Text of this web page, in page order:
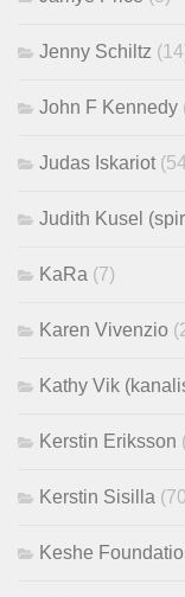
Jenny Schiltz
John F Kennedy
Judas Iskariot
Judith Kusel
KaRa (7)
Karen Vivenzio
Kathy Vik
Kerstin Eriksson
Kerstin Sisilla
Keshe